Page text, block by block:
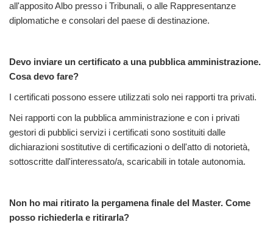
all'apposito Albo presso i Tribunali, o alle Rappresentanze
diplomatiche e consolari del paese di destinazione.
Devo inviare un certificato a una pubblica amministrazione.
Cosa devo fare?
I certificati possono essere utilizzati solo nei rapporti tra privati.
Nei rapporti con la pubblica amministrazione e con i privati
gestori di pubblici servizi i certificati sono sostituiti dalle
dichiarazioni sostitutive di certificazioni o dell'atto di notorietà,
sottoscritte dall'interessato/a, scaricabili in totale autonomia.
Non ho mai ritirato la pergamena finale del Master. Come
posso richiederla e ritirarla?